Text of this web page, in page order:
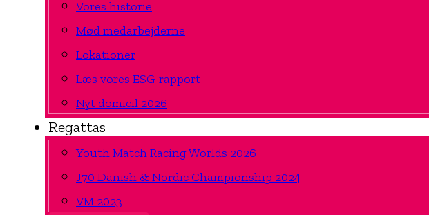
Vores historie
Mød medarbejderne
Lokationer
Læs vores ESG-rapport
Nyt domicil 2026
Regattas
Youth Match Racing Worlds 2026
J70 Danish & Nordic Championship 2024
VM 2023